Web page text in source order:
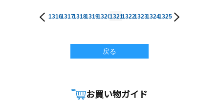
1316131713181319132013211322132313241325
戻る
お買い物ガイド